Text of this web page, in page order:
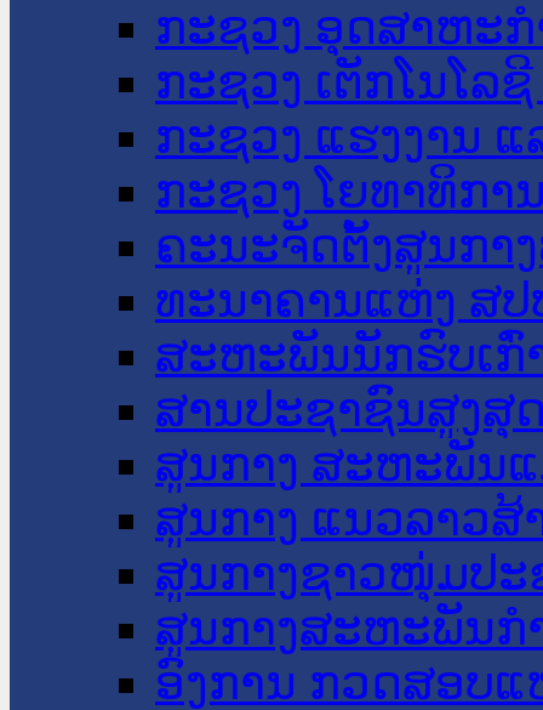
ກະຊວງ ອຸດສາຫະ
ກະຊວງ ເຕັກໂນໂລ
ກະຊວງ ແຮງງານ
ກະຊວງ ໂຍທາທິກາ
ຄະນະຈັດຕັ້ງສູນກາ
ທະນາຄານແຫ່ງ ສປ
ສະຫະພັນນັກຮົບເກົ່
ສານປະຊາຊົນສູງສຸ
ສູນກາງ ສະຫະພັນ
ສູນກາງ ແນວລາວສ້
ສູນກາງຊາວໜຸ່ມປະ
ສູນກາງສະຫະພັນກ
ອົງການ ກວດສອບແ